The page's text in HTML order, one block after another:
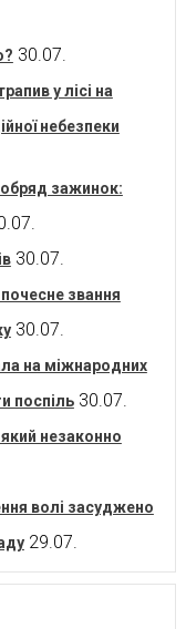
30.07.
у лісі на
небезпеки
обряд зажинок:
30.07.
звання
30.07.
на міжнародних
поспіль 30.07.
незаконно
волі засуджено
29.07.